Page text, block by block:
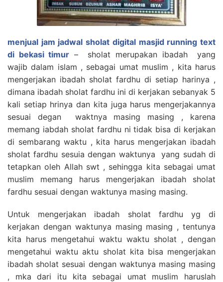
menjual jam jadwal sholat digital masjid running text
di bekasi timur – sholat merupakan ibadah yang
wajib dalam islam , sebagai umat muslim , kita harus
mengerjakan ibadah sholat fardhu di setiap harinya ,
dimana ibadah sholat fardhu ini di kerjakan sebanyak 5
kali setiap hrinya dan kita juga harus mengerjakannya
sesuai degan waktnya masing masing , karena
memang iabdah sholat fardhu ni tidak bisa di kerjakan
di sembarang waktu , kita harus mengerjakan ibadah
sholat fardhu sesuia dengan waktunya yang sudah di
tetapkan oleh Allah swt , sehingga kita sebagai umat
muslim memang harus mengerjakan ibadah sholat
fardhu sesuai dengan waktunya masing masing.
Untuk mengerjakan ibadah sholat fardhu yg di
kerjakan dengan waktunya masing masing , tentunya
kita harus mengetahui waktu waktu sholat , dengan
mengetahui waktu aktu sholat kita bisa mengerjakan
ibadah sholat sesuai dengan waktunya masing masing
, mka dari itu kita sebagai umat muslim haruslah